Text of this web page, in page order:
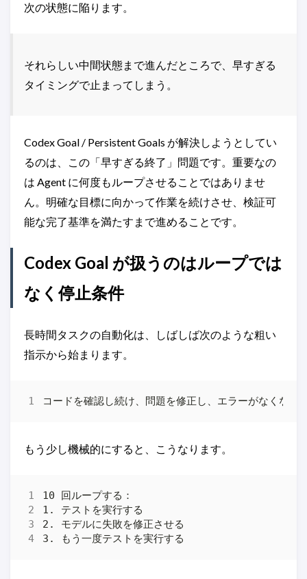
次の状態に陥ります。
それらしい中間状態まで進んだところで、早すぎる
タイミングで止まってしまう。
Codex Goal / Persistent Goals が解決しようとしてい
るのは、この「早すぎる終了」問題です。重要なの
は Agent に何度もループさせることではありませ
ん。明確な目標に向かって作業を続けさせ、検証可
能な完了基準を満たすまで進めることです。
Codex Goal が扱うのはループでは
なく停止条件
長時間タスクの自動化は、しばしば次のような粗い
指示から始まります。
もう少し機械的にすると、こうなります。